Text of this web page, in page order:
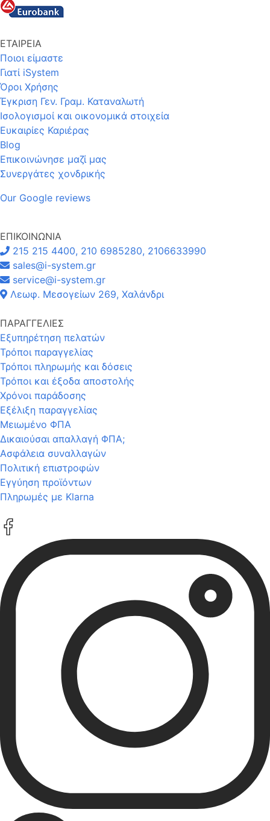
ΕΤΑΙΡΕΙΑ
Ποιοι είμαστε
Γιατί iSystem
Όροι Χρήσης
Έγκριση Γεν. Γραμ. Καταναλωτή
Ισολογισμοί και οικονομικά στοιχεία
Ευκαιρίες Καριέρας
Blog
Επικοινώνησε μαζί μας
Συνεργάτες χονδρικής
Our Google reviews
ΕΠΙΚΟΙΝΩΝΙΑ
215 215 4400, 210 6985280, 2106633990
sales@i-system.gr
service@i-system.gr
Λεωφ. Μεσογείων 269, Χαλάνδρι
ΠΑΡΑΓΓΕΛΙΕΣ
Εξυπηρέτηση πελατών
Τρόποι παραγγελίας
Τρόποι πληρωμής και δόσεις
Τρόποι και έξοδα αποστολής
Χρόνοι παράδοσης
Εξέλιξη παραγγελίας
Μειωμένο ΦΠΑ
Δικαιούσαι απαλλαγή ΦΠΑ;
Ασφάλεια συναλλαγών
Πολιτική επιστροφών
Εγγύηση προϊόντων
Πληρωμές με Klarna